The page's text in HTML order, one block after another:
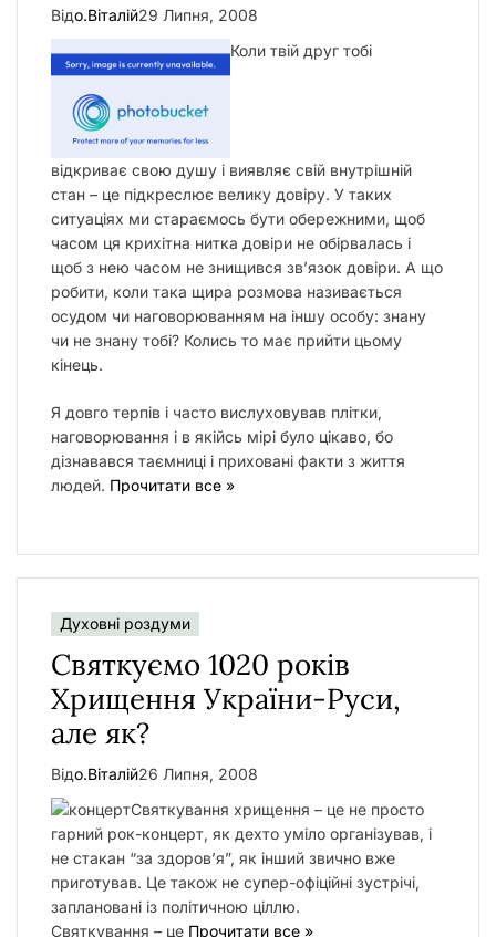
Відо.Віталій29 Липня, 2008
Коли твій друг тобі
відкриває свою душу і виявляє свій внутрішній
стан – це підкреслює велику довіру. У таких
ситуаціях ми стараємось бути обережними, щоб
часом ця крихітна нитка довіри не обірвалась і
щоб з нею часом не знищився зв’язок довіри. А що
робити, коли така щира розмова називається
осудом чи наговорюванням на іншу особу: знану
чи не знану тобі? Колись то має прийти цьому
кінець.
Я довго терпів і часто вислуховував плітки,
наговорювання і в якійсь мірі було цікаво, бо
дізнавався таємниці і приховані факти з життя
людей. Прочитати все »
Духовні роздуми
Святкуємо 1020 років
Хрищення України-Руси,
але як?
Відо.Віталій26 Липня, 2008
Святкування хрищення – це не просто
гарний рок-концерт, як дехто уміло організував, і
не стакан “за здоров’я”, як інший звично вже
приготував. Це також не супер-офіційні зустрічі,
заплановані із політичною ціллю.
Святкування – це Прочитати все »